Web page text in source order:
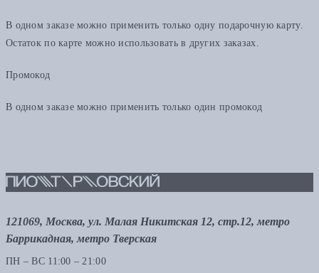
В одном заказе можно применить только одну подарочную карту.
Остаток по карте можно использовать в других заказах.
Промокод
В одном заказе можно применить только один промокод
121069, Москва, ул. Малая Никитская 12, стр.12, метро
Баррикадная, метро Тверская
ПН – ВС 11:00 – 21:00